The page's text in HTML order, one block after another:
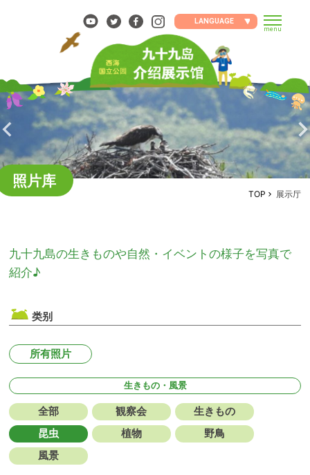
LANGUAGE
menu
TOP 展示厅
照片库
九十九島の生きものや自然・イベントの様子を写真で
紹介♪
类别
所有照片
生きもの・風景
全部 観察会
生きもの
昆虫
植物
野鳥
風景